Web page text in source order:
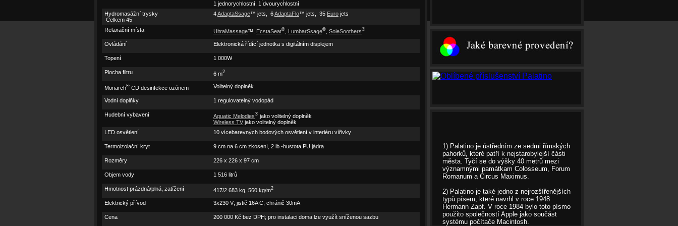
Hudba a televize
Modelové řady
Paradise
Katalog vířivek
Galerie vířivek
Nechte se inspirovat
1 jednorychlostní, 1 dvourychlostní
Hydromasážní trysky
Celkem 45
4AdaptaSsage™ jets, 6AdaptaFlo™ jets, 35 Euro jets
Relaxační místa UltraMassage™, EcstaSeat® LumbarSsage® SoleSoothers®
Ovládání Elektronická řídící jednotka s digitálním displejem
Topení 1 000W
Plocha filtru 6 m2
Monarch® CD desinfekce ozónem Volitelný doplněk
Vodní doplňky 1 regulovatelný vodopád
Hudební vybavení Aquatic Melodies® jako volitelný doplněk
Wireless TV jako volitelný doplněk
LED osvětlení
10 vícebarevných bodových osvětlení v interiéru vířivky
Termoizolační kryt 9 cm na 6 cm zkosení, 2 lb.-hustota PU jádra
Rozměry 226 x 226 x 97 cm
Objem vody 1 516 litrů
Hmotnost prázdná/plná, zatížení 417/2 683 kg, 560 kg/m2
Elektrický přívod 3x230 V; jistič 16A C; chránič 30mA
Cena 200 000 Kč bez DPH; pro instalaci doma lze využít sníženou sazbu
1) Palatino je ústředním ze sedmi římských
pahorků, které patří k nejstarobylejší části
města. Tyčí se do výšky 40 metrů mezi
významnými památkam Colosseum, Forum
Romanum a Circus Maximus.
2) Palatino je také jedno z nejrozšířenějších
typů písem, které navrhl v roce 1948
Hermann Zapf. V roce 1984 bylo toto písmo
použito společností Apple jako součást
systému počítače Macintosh.